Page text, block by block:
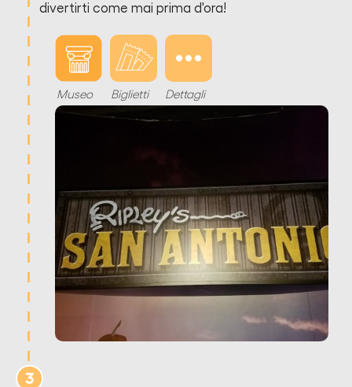
divertirti come mai prima d'ora!
Museo Biglietti Dettagli
3